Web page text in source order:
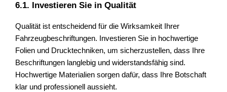
6.1. Investieren Sie in Qualität
Qualität ist entscheidend für die Wirksamkeit Ihrer
Fahrzeugbeschriftungen. Investieren Sie in hochwertige
Folien und Drucktechniken, um sicherzustellen, dass Ihre
Beschriftungen langlebig und widerstandsfähig sind.
Hochwertige Materialien sorgen dafür, dass Ihre Botschaft
klar und professionell aussieht.